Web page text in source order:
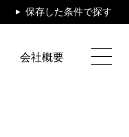
保存した条件で探す
会社概要